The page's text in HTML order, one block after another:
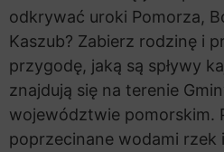
odkrywać uroki Pomorza,
Kaszub? Zabierz rodzinę i
przygodę, jaką są spływy
znajdują się na terenie
województwie pomorskim.
poprzecinane wodami rzek